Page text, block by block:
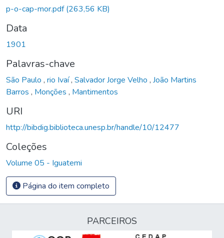
p-o-cap-mor.pdf(263,56 KB)
Data
1901
Palavras-chave
São Paulo , rio Ivaí, Salvador Jorge Velho , João Martins
Barros , Monções , Mantimentos
URI
http://bibdig.biblioteca.unesp.br/handle/10/12477
Coleções
Volume 05 - Iguatemi
Página do item completo
PARCEIROS